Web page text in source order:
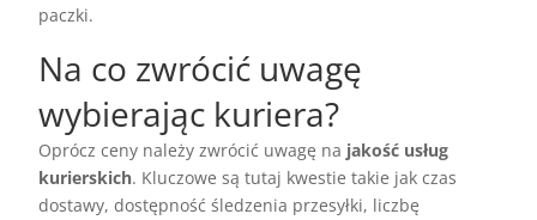
paczki.
Na co zwrócić uwagę
wybierając kuriera?
Oprócz ceny należy zwrócić uwagę na jakość usług
kurierskich. Kluczowe są tutaj kwestie takie jak czas
dostawy, dostępność śledzenia przesyłki, liczbę